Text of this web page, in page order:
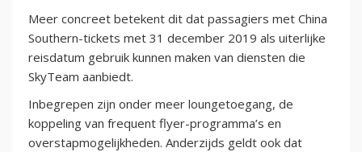
Meer concreet betekent dit dat passagiers met China
Southern-tickets met 31 december 2019 als uiterlijke
reisdatum gebruik kunnen maken van diensten die
SkyTeam aanbiedt.
Inbegrepen zijn onder meer loungetoegang, de
koppeling van frequent flyer-programma’s en
overstapmogelijkheden. Anderzijds geldt ook dat